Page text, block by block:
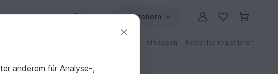
Stöbern
einloggen Kostenlos registrieren
anderem für Analyse-,